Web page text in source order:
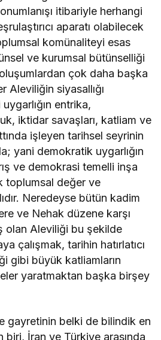
itibariyle herhangi
aparatı olabilecek
komünaliteyi esas
ve kurumsal bütünselliği
çok daha başka
Aleviliğin siyasallığı
entrika,
iktidar savaşları, katliam ve
işleyen tarihsel seyrinin
yani demokratik uygarlığın
ve demokrasi temelli inşa
toplumsal değer ve
Neredeyse bütün kadim
ve Nehak düzene karşı
olan Aleviliği bu şekilde
çalışmak, tarihin hatırlatıcı
gibi büyük katliamların
yaratmaktan başka birşey
gayretinin belki de bilindik en
biri, İran ve Türkiye arasında